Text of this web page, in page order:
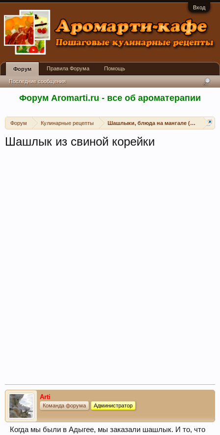
Вход
Форум Aromarti.ru - все об ароматерапии
Форум Кулинарные рецепты Шашлыки, блюда на мангале (открытом
Шашлык из свиной корейки
Arti
Команда форума Администратор
Когда мы были в Адыгее, мы заказали шашлык. И то, что
Форум
Последние сообщения
Правила Форума Помощь